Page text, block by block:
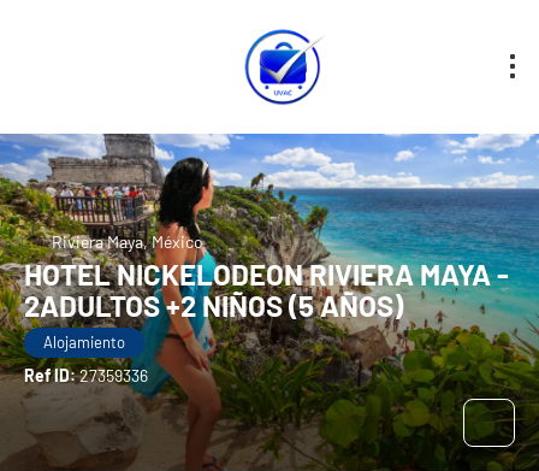
Riviera Maya, México
HOTEL NICKELODEON RIVIERA MAYA -
2ADULTOS +2 NIÑOS (5 AÑOS)
Alojamiento
Ref ID:27359336